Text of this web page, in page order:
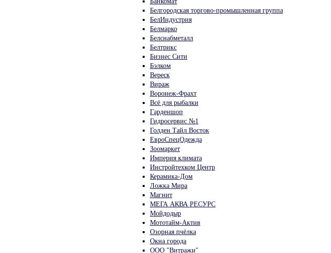
Белгородская торгово-промышленная группа
БелИндустрия
Белмарко
Белснабметалл
Белтрикс
Бизнес Сити
Бэлком
Вереск
Вираж
Воронеж-Фрахт
Всё для рыбалки
Гарденшоп
Гидросервис №1
Голден Тайл Восток
ЕвроСпецОдежда
Зоомаркет
Империя климата
Инстройтехком Центр
Керамика-Дом
Ложка Мира
Магнит
МЕГА АКВА РЕСУРС
Мойдодыр
Мототайм-Актив
Озорная пчёлка
Окна города
ООО "Витражи"